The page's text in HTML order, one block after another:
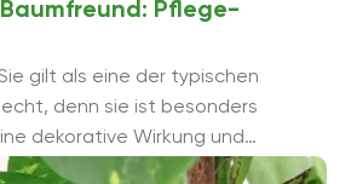
Pflege-
gilt als eine der typischen
denn sie ist besonders
dekorative Wirkung und
auch mit weiteren